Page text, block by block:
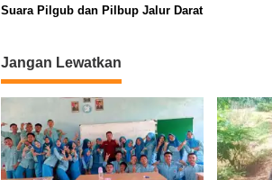
Suara Pilgub dan Pilbup Jalur Darat
Jangan Lewatkan